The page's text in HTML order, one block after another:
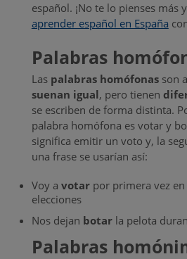
español. ¡No te lo pienses más
aprender español en España
Palabras
Las palabras homófonasson
suenan igual, pero tienen
se escriben de forma distinta.
palabra homófona es votar y
significa emitir un voto y, la
una frase se usarían así:
Voy a votarpor primera vez
elecciones
Nos dejan botarla pelota
Palabras